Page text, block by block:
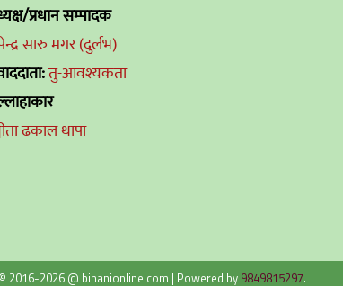
प्रधान सम्पादक
सारु मगर (दुर्लभ)
तु-आवश्यकता
ढकाल थापा
© 2016-2026 @ bihanionline.com | Powered by 9849815297.